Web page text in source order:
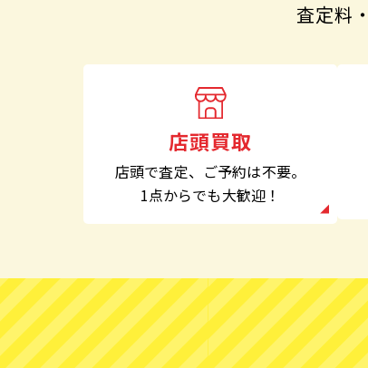
査定料
店頭買取
店頭で査定、 ご予約は不要。
1点からでも大歓迎！